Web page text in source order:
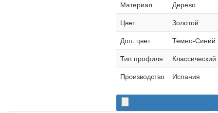
Материал
Дерево
Цвет
Золотой
Доп. цвет
Темно-Синий
Тип профиля
Классический
Производство
Испания